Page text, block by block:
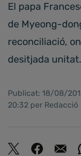
El papa
de Myeong-
reconciliació,
desitjada
Publicat: 18/08/
20:32 per Redacció